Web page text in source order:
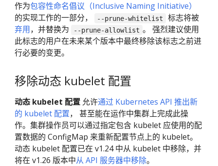
作为包容性命名倡议（Inclusive Naming Initiative）
的实现工作的一部分，
--prune-whitelist
标志将被
弃用，并替换为 --prune-allowlist 。 强烈建议使用
此标志的用户在未来某个版本中最终移除该标志之前进
行必要的变更。
移除动态 kubelet 配置
动态 kubelet 配置 允许通过 Kubernetes API 推出新
的 kubelet 配置， 甚至能在运作中集群上完成此操
作。集群操作员可以通过指定包含 kubelet 应使用的配
置数据的 ConfigMap 来重新配置节点上的 kubelet。
动态 kubelet 配置已在 v1.24 中从 kubelet 中移除，并
将在 v1.26 版本中从 API 服务器中移除。